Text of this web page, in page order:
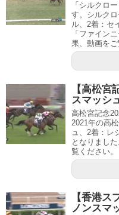
「シルクロ
す。シルク
ル、2着：セ
「ファイン
果、動画をご
【高松宮
スマッシ
高松宮記念
2021年の高
ュ、2着：レ
となりまし
覧ください。
【香港ス
ノンスマ